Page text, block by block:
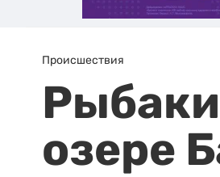
Происшествия
озере